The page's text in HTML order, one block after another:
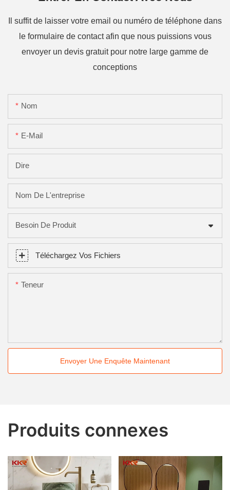
Il suffit de laisser votre email ou numéro de téléphone dans
le formulaire de contact afin que nous puissions vous
envoyer un devis gratuit pour notre large gamme de
conceptions
Nom
E-Mail
Dire
Nom De L'entreprise
Besoin De Produit
Téléchargez Vos Fichiers
Teneur
Envoyer Une Enquête Maintenant
Produits connexes